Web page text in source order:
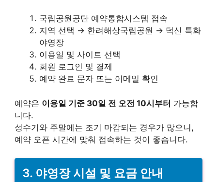
국립공원공단 예약통합시스템 접속
지역 선택 → 한려해상국립공원 → 덕신 특화
야영장
이용일 및 사이트 선택
회원 로그인 및 결제
예약 완료 문자 또는 이메일 확인
예약은 이용일 기준 30일 전 오전 10시부터 가능합
니다.
성수기와 주말에는 조기 마감되는 경우가 많으니,
예약 오픈 시간에 맞춰 접속하는 것이 좋습니다.
3. 야영장 시설 및 요금 안내